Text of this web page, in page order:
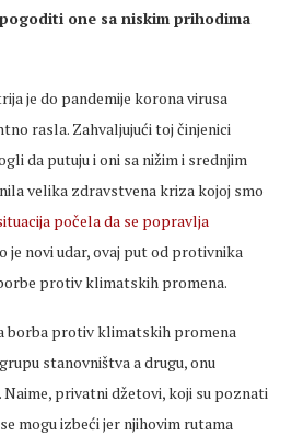
one sa niskim prihodima
je do pandemije korona virusa
rasla. Zahvaljujući toj činjenici
da putuju i oni sa nižim i srednjim
velika zdravstvena kriza kojoj smo
počela da se popravlja
je novi udar, ovaj put od protivnika
protiv klimatskih promena.
borba protiv klimatskih promena
stanovništva a drugu, onu
Naime, privatni džetovi, koji su poznati
mogu izbeći jer njihovim rutama